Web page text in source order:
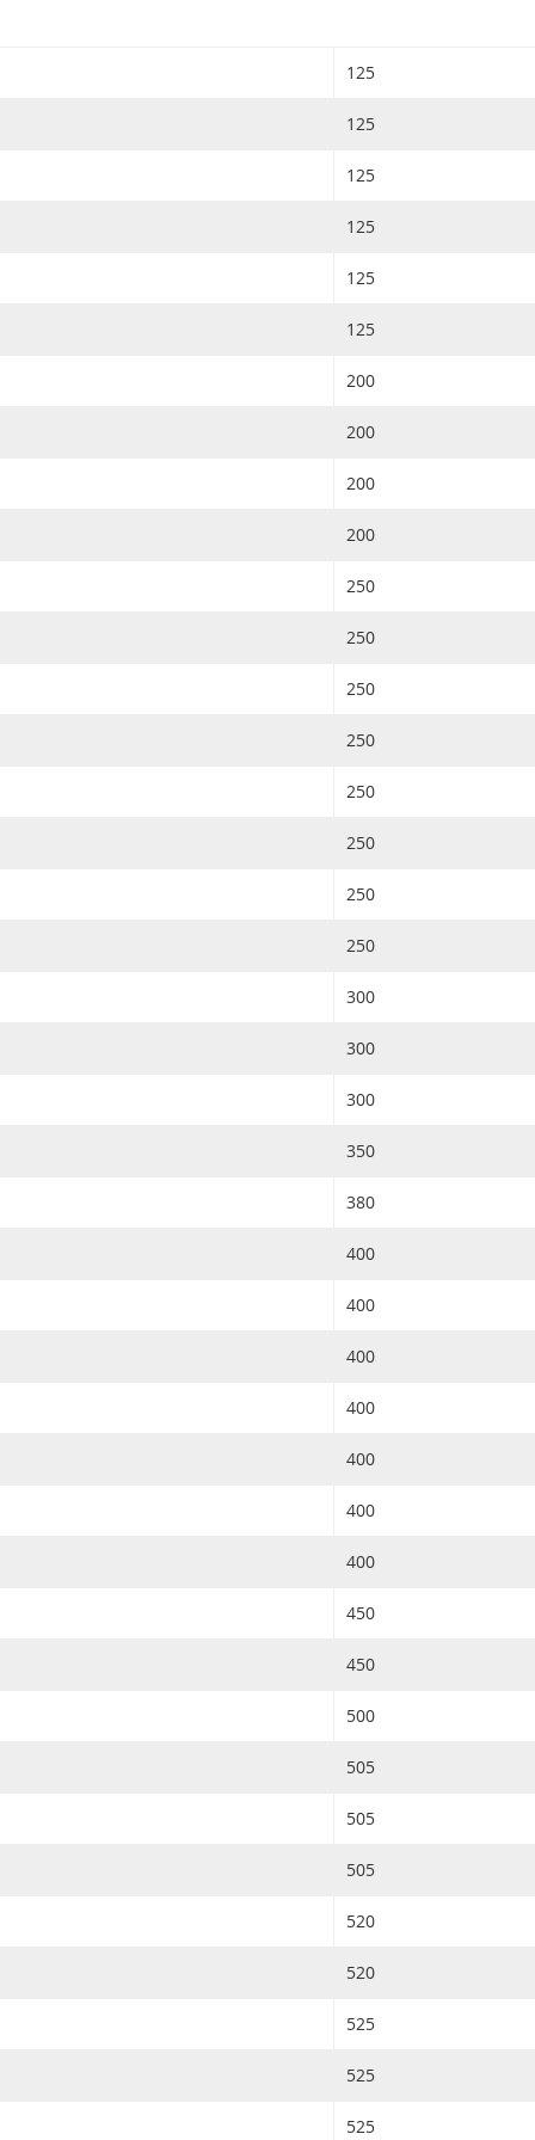
125
125
125
125
125
125
200
200
200
200
250
250
250
250
250
250
250
250
300
300
300
350
380
400
400
400
400
400
400
400
450
450
500
505
505
505
520
520
525
525
525